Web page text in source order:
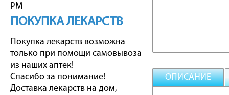
PM
ПОКУПКА ЛЕКАРСТВ
Покупка лекарств возможна
только при помощи самовывоза
из наших аптек!
Спасибо за понимание!
Доставка лекарств на дом,
ОПИСАНИЕ